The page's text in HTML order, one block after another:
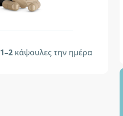
1–2κάψουλες την ημέρα